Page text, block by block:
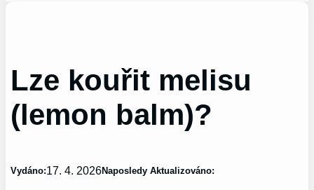
Lze kouřit melisu
(lemon balm)?
Vydáno:17. 4. 2026Naposledy Aktualizováno: